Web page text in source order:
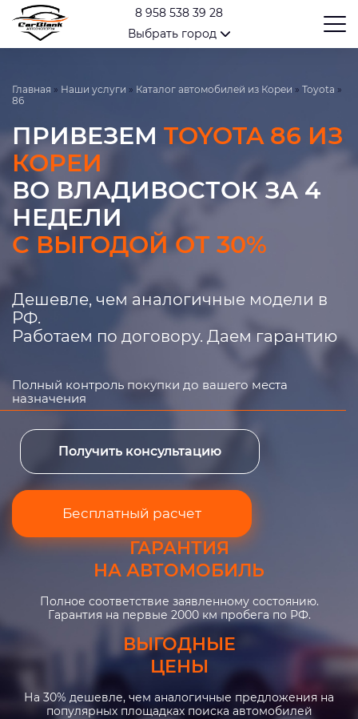
8 958 538 39 28
Выбрать город
Главная » Наши услуги » Каталог автомобилей из Кореи » Toyota »
86
ПРИВЕЗЕМ TOYOTA 86 ИЗ
КОРЕИ
ВО ВЛАДИВОСТОК ЗА 4
НЕДЕЛИ
С ВЫГОДОЙ ОТ 30%
Дешевле, чем аналогичные модели в
РФ.
Работаем по договору. Даем гарантию
Полный контроль покупки до вашего места
назначения
Получить консультацию
Бесплатный расчет
ГАРАНТИЯ
НА АВТОМОБИЛЬ
Полное соответствие заявленному состоянию.
Гарантия на первые 2000 км пробега по РФ.
ВЫГОДНЫЕ
ЦЕНЫ
На 30% дешевле, чем аналогичные предложения на
популярных площадках поиска автомобилей